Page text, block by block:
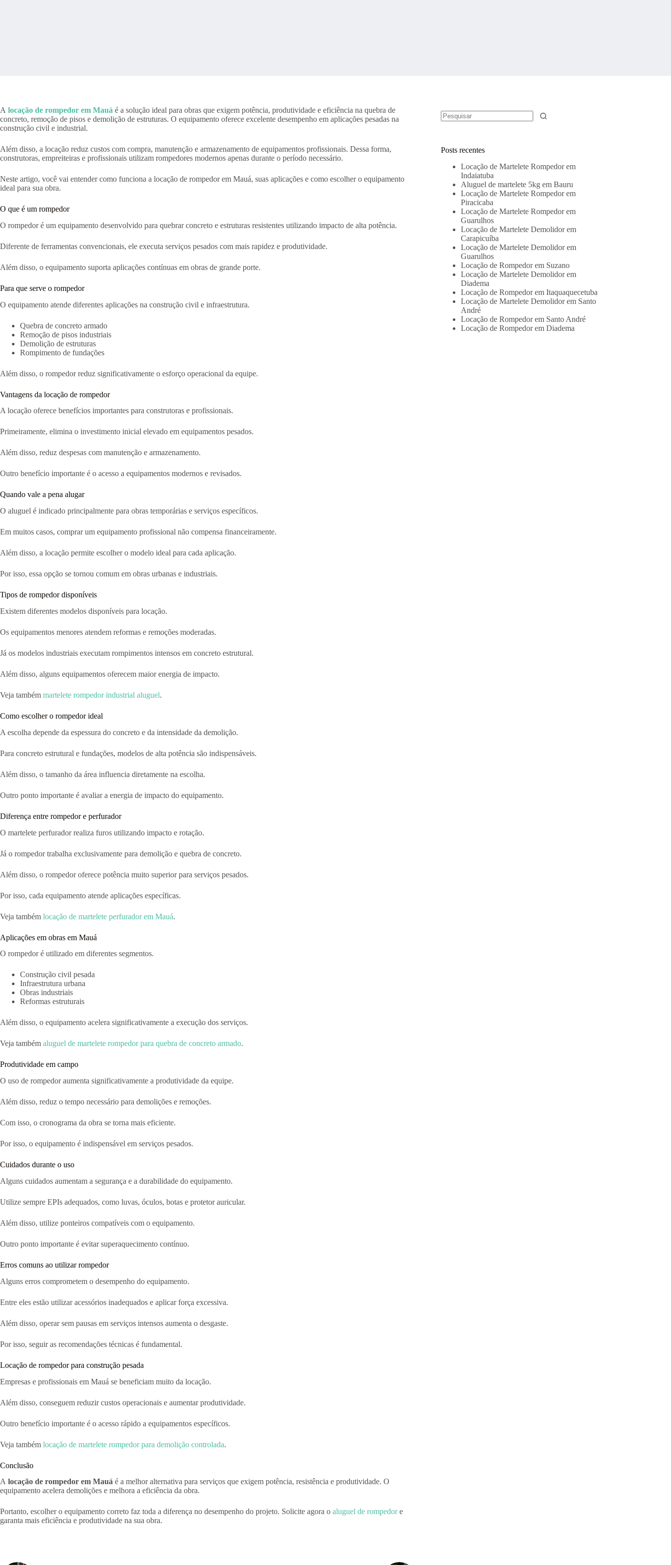
A locação de rompedor em Mauá é a solução ideal para obras que exigem potência, produtividade e eficiência na quebra de
concreto, remoção de pisos e demolição de estruturas. O equipamento oferece excelente desempenho em aplicações pesadas na
construção civil e industrial.
Além disso, a locação reduz custos com compra, manutenção e armazenamento de equipamentos profissionais. Dessa forma,
construtoras, empreiteiras e profissionais utilizam rompedores modernos apenas durante o período necessário.
Neste artigo, você vai entender como funciona a locação de rompedor em Mauá, suas aplicações e como escolher o equipamento
ideal para sua obra.
O que é um rompedor
O rompedor é um equipamento desenvolvido para quebrar concreto e estruturas resistentes utilizando impacto de alta potência.
Diferente de ferramentas convencionais, ele executa serviços pesados com mais rapidez e produtividade.
Além disso, o equipamento suporta aplicações contínuas em obras de grande porte.
Para que serve o rompedor
O equipamento atende diferentes aplicações na construção civil e infraestrutura.
Quebra de concreto armado
Remoção de pisos industriais
Demolição de estruturas
Rompimento de fundações
Além disso, o rompedor reduz significativamente o esforço operacional da equipe.
Vantagens da locação de rompedor
A locação oferece benefícios importantes para construtoras e profissionais.
Primeiramente, elimina o investimento inicial elevado em equipamentos pesados.
Além disso, reduz despesas com manutenção e armazenamento.
Outro benefício importante é o acesso a equipamentos modernos e revisados.
Quando vale a pena alugar
O aluguel é indicado principalmente para obras temporárias e serviços específicos.
Em muitos casos, comprar um equipamento profissional não compensa financeiramente.
Além disso, a locação permite escolher o modelo ideal para cada aplicação.
Por isso, essa opção se tornou comum em obras urbanas e industriais.
Tipos de rompedor disponíveis
Existem diferentes modelos disponíveis para locação.
Os equipamentos menores atendem reformas e remoções moderadas.
Já os modelos industriais executam rompimentos intensos em concreto estrutural.
Além disso, alguns equipamentos oferecem maior energia de impacto.
Veja também martelete rompedor industrial aluguel.
Como escolher o rompedor ideal
A escolha depende da espessura do concreto e da intensidade da demolição.
Para concreto estrutural e fundações, modelos de alta potência são indispensáveis.
Além disso, o tamanho da área influencia diretamente na escolha.
Outro ponto importante é avaliar a energia de impacto do equipamento.
Diferença entre rompedor e perfurador
O martelete perfurador realiza furos utilizando impacto e rotação.
Já o rompedor trabalha exclusivamente para demolição e quebra de concreto.
Além disso, o rompedor oferece potência muito superior para serviços pesados.
Por isso, cada equipamento atende aplicações específicas.
Veja também locação de martelete perfurador em Mauá.
Aplicações em obras em Mauá
O rompedor é utilizado em diferentes segmentos.
Construção civil pesada
Infraestrutura urbana
Obras industriais
Reformas estruturais
Além disso, o equipamento acelera significativamente a execução dos serviços.
Veja também aluguel de martelete rompedor para quebra de concreto armado.
Produtividade em campo
O uso de rompedor aumenta significativamente a produtividade da equipe.
Além disso, reduz o tempo necessário para demolições e remoções.
Com isso, o cronograma da obra se torna mais eficiente.
Por isso, o equipamento é indispensável em serviços pesados.
Cuidados durante o uso
Alguns cuidados aumentam a segurança e a durabilidade do equipamento.
Utilize sempre EPIs adequados, como luvas, óculos, botas e protetor auricular.
Além disso, utilize ponteiros compatíveis com o equipamento.
Outro ponto importante é evitar superaquecimento contínuo.
Erros comuns ao utilizar rompedor
Alguns erros comprometem o desempenho do equipamento.
Entre eles estão utilizar acessórios inadequados e aplicar força excessiva.
Além disso, operar sem pausas em serviços intensos aumenta o desgaste.
Por isso, seguir as recomendações técnicas é fundamental.
Locação de rompedor para construção pesada
Empresas e profissionais em Mauá se beneficiam muito da locação.
Além disso, conseguem reduzir custos operacionais e aumentar produtividade.
Outro benefício importante é o acesso rápido a equipamentos específicos.
Veja também locação de martelete rompedor para demolição controlada.
Conclusão
A locação de rompedor em Mauá é a melhor alternativa para serviços que exigem potência, resistência e produtividade. O
equipamento acelera demolições e melhora a eficiência da obra.
Portanto, escolher o equipamento correto faz toda a diferença no desempenho do projeto. Solicite agora o aluguel de rompedore
garanta mais eficiência e produtividade na sua obra.
Posts recentes
Locação de Martelete Rompedor em
Indaiatuba
Aluguel de martelete 5kg em Bauru
Locação de Martelete Rompedor em
Piracicaba
Locação de Martelete Rompedor em
Guarulhos
Locação de Martelete Demolidor em
Carapicuíba
Locação de Martelete Demolidor em
Guarulhos
Locação de Rompedor em Suzano
Locação de Martelete Demolidor em
Diadema
Locação de Rompedor em Itaquaquecetuba
Locação de Martelete Demolidor em Santo
André
Locação de Rompedor em Santo André
Locação de Rompedor em Diadema